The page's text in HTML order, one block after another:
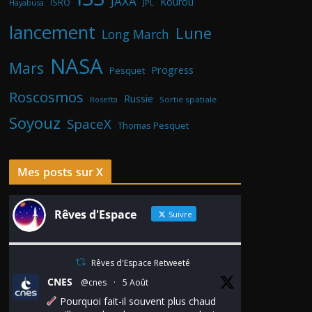
Hayabusa JPL
lancement Long March Lune
Mars NASA Pesquet Progress
Roscosmos Rosetta Russie Sortie spatiale
Soyouz SpaceX Thomas Pesquet
Mes posts sur X
Rêves d'Espace Suivre
Rêves d'Espace Retweeté
CNES @cnes · 5 Août
Pourquoi fait-il souvent plus chaud